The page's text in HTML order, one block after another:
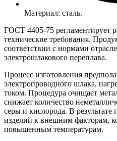
Материал: сталь.
ГОСТ 4405-75 регламентирует
технические требования.
соответствии с нормами
электрошлакового переплава.
Процесс изготовления
электропроводного шлака,
током. Процедура очищает
снижает количество
серы и кислорода. В результате
изделий к внешним факторам,
повышенным температурам.